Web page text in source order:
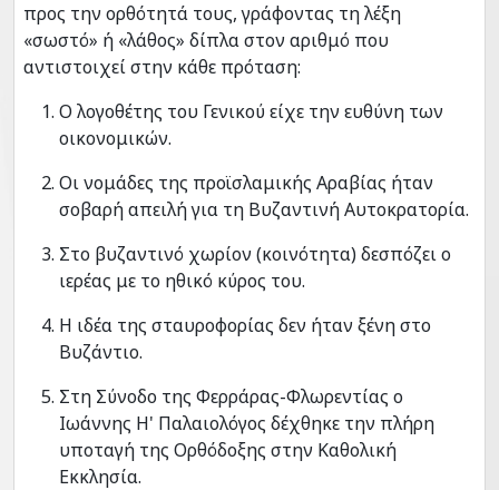
προς την ορθότητά τους, γράφοντας τη λέξη
«σωστό» ή «λάθος» δίπλα στον αριθμό που
αντιστοιχεί στην κάθε πρόταση:
Ο λογοθέτης του Γενικού είχε την ευθύνη των
οικονομικών.
Οι νομάδες της προϊσλαμικής Αραβίας ήταν
σοβαρή απειλή για τη Βυζαντινή Αυτοκρατορία.
Στο βυζαντινό χωρίον (κοινότητα) δεσπόζει ο
ιερέας με το ηθικό κύρος του.
Η ιδέα της σταυροφορίας δεν ήταν ξένη στο
Βυζάντιο.
Στη Σύνοδο της Φερράρας-Φλωρεντίας ο
Ιωάννης Η' Παλαιολόγος δέχθηκε την πλήρη
υποταγή της Ορθόδοξης στην Καθολική
Εκκλησία.